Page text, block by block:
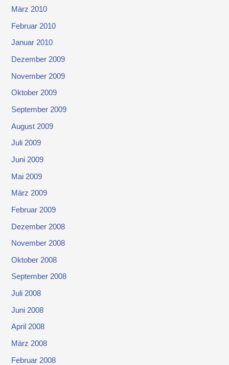
März 2010
Februar 2010
Januar 2010
Dezember 2009
November 2009
Oktober 2009
September 2009
August 2009
Juli 2009
Juni 2009
Mai 2009
März 2009
Februar 2009
Dezember 2008
November 2008
Oktober 2008
September 2008
Juli 2008
Juni 2008
April 2008
März 2008
Februar 2008